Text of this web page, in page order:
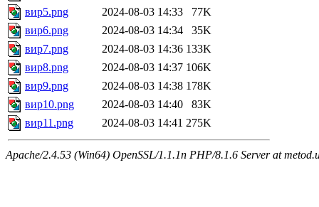
вир5.png
2024-08-03 14:33
77K
вир6.png
2024-08-03 14:34
35K
вир7.png
2024-08-03 14:36 133K
вир8.png
2024-08-03 14:37 106K
вир9.png
2024-08-03 14:38 178K
вир10.png
2024-08-03 14:40
83K
вир11.png
2024-08-03 14:41 275K
Apache/2.4.53 (Win64) OpenSSL/1.1.1n PHP/8.1.6 Server at